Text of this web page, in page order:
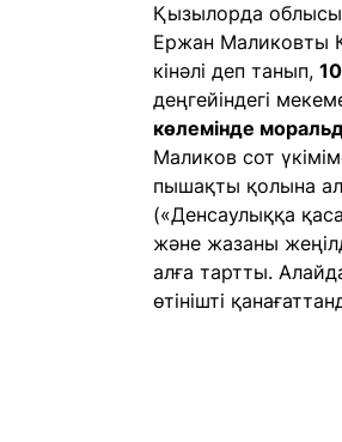
Қызылорда
Ержан Маликовты
кінәлі деп танып,
деңгейіндегі
көлемінде
Маликов сот
пышақты қолына
(«Денсаулыққа
және жазаны
алға тартты.
өтінішті